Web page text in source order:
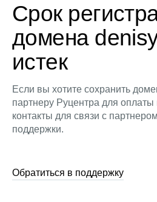
Срок
домена
истек
Если вы хотите сохранить
партнеру Руцентра для оплаты
контакты для связи с
поддержки.
Обратиться в поддержку